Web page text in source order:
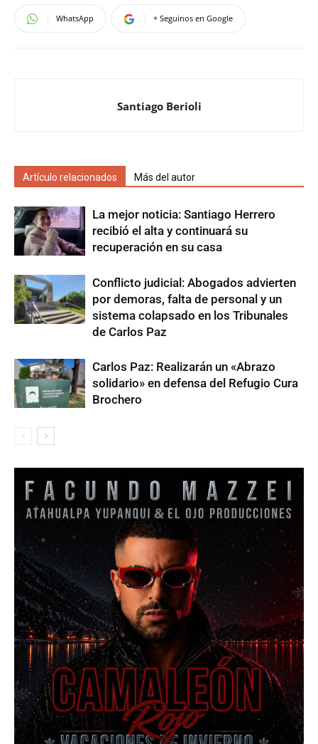
WhatsApp + Seguinos en Google
Santiago Berioli
Artículo relacionados Más del autor
La mejor noticia: Santiago Herrero
recibió el alta y continuará su
recuperación en su casa
Conflicto judicial: Abogados advierten
por demoras, falta de personal y un
sistema colapsado en los Tribunales
de Carlos Paz
Carlos Paz: Realizarán un «Abrazo
solidario» en defensa del Refugio Cura
Brochero